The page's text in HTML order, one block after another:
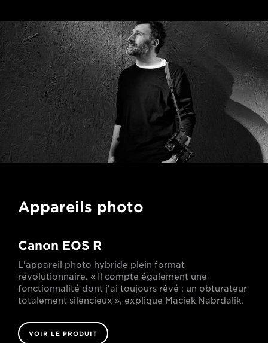
Appareils photo
Canon EOS R
L'appareil photo hybride plein format
révolutionnaire. « Il compte également une
fonctionnalité dont j'ai toujours rêvé : un obturateur
totalement silencieux », explique Maciek Nabrdalik.
VOIR LE PRODUIT